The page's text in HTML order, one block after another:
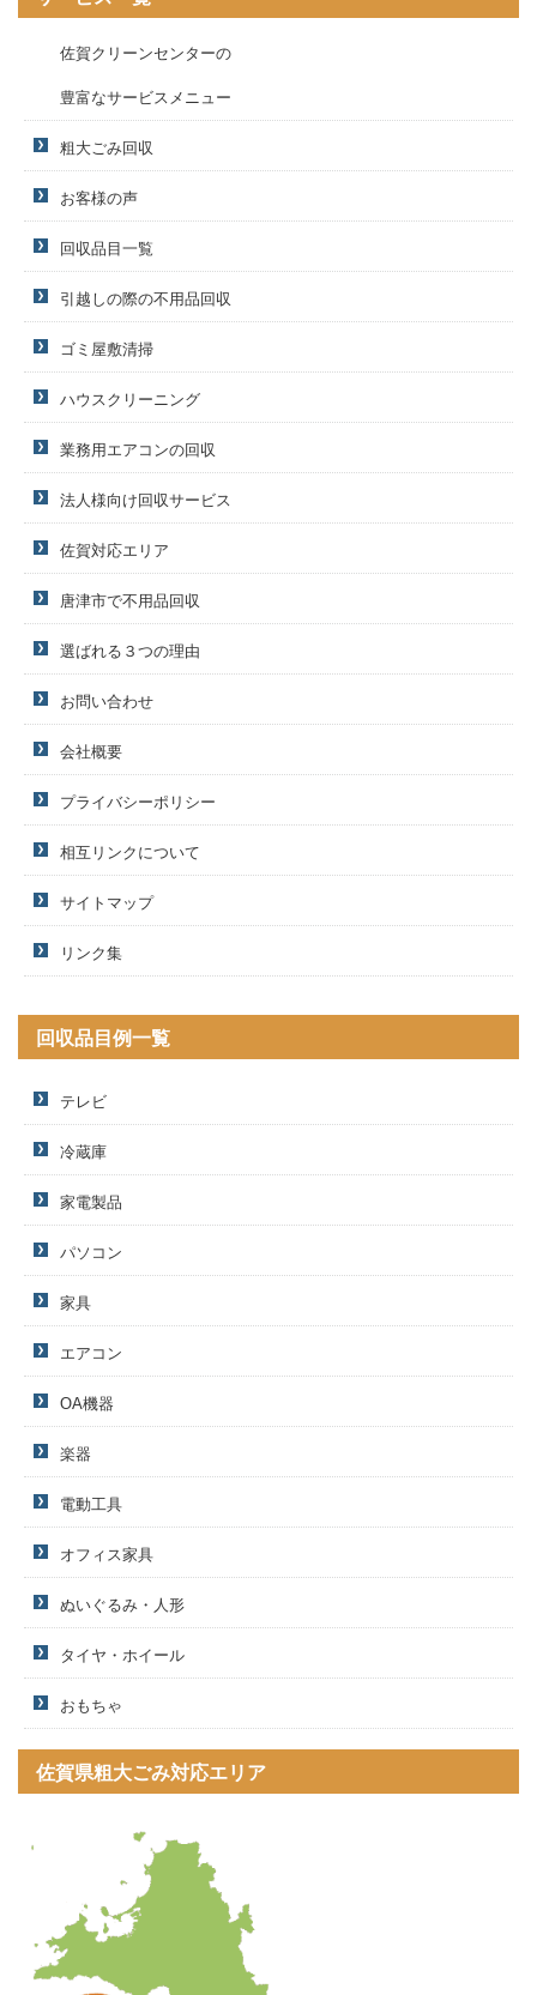
佐賀クリーンセンターの
豊富なサービスメニュー
粗大ごみ回収
お客様の声
回収品目一覧
引越しの際の不用品回収
ゴミ屋敷清掃
ハウスクリーニング
業務用エアコンの回収
法人様向け回収サービス
佐賀対応エリア
唐津市で不用品回収
選ばれる３つの理由
お問い合わせ
会社概要
プライバシーポリシー
相互リンクについて
サイトマップ
リンク集
回収品目例一覧
テレビ
冷蔵庫
家電製品
パソコン
家具
エアコン
OA機器
楽器
電動工具
オフィス家具
ぬいぐるみ・人形
タイヤ・ホイール
おもちゃ
佐賀県粗大ごみ対応エリア